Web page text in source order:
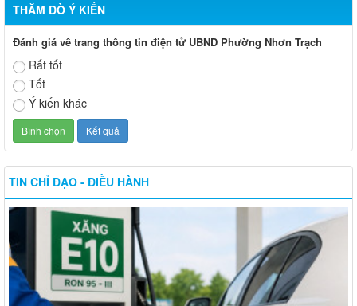
THĂM DÒ Ý KIẾN
Đánh giá về trang thông tin điện tử UBND Phường Nhơn Trạch
Rất tốt
Tốt
Ý kiến khác
TIN CHỈ ĐẠO - ĐIỀU HÀNH